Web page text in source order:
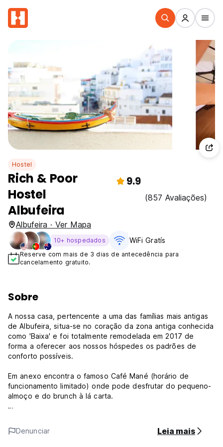
Hostel
Rich & Poor
Hostel
Albufeira
9.9
(857 Avaliações)
Albufeira · Ver Mapa
10+ hospedados WiFi Gratís
Reserve com mais de 3 dias de antecedência para
cancelamento gratuito.
Sobre
A nossa casa, pertencente a uma das famílias mais antigas
de Albufeira, situa-se no coração da zona antiga conhecida
como 'Baixa' e foi totalmente remodelada em 2017 de
forma a oferecer aos nossos hóspedes os padrões de
conforto possíveis.
Em anexo encontra o famoso Café Mané (horário de
funcionamento limitado) onde pode desfrutar do pequeno-
almoço e do brunch à lá carta.
praia principal, a Praia dos Pescadores. O vibrante centro
da cidade, com seus bares, lojas e restaurantes, fica a
Denunciar Leia mais